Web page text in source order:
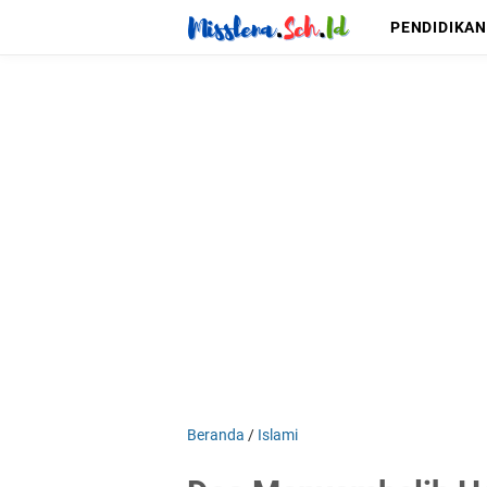
PENDIDIKAN
Beranda / Islami